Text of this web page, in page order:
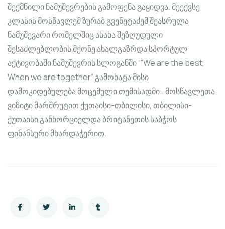
შექმნილი ნამუშევრების გამოფენა გაყიდვა. მეექვსე
კლასის მოსწავლემ ზურაბ გვენეტაძემ შეასრულა
ნამუშევარი რომელშიც ასახა შეზღუდული
შესაძლებლობის მქონე ახალგაზრდა სპორტულ
აქტივობაში ნამუშევრის სლოგანში “”We are the best,
When we are together” გამოხატა მისი
დამოკიდებულება მოცემული თემისადმი.. მოსწავლეთა
ვიზიტი მარშრუტით ქუთაისი-თბილისი, თბილისი-
ქუთაისი განხორციელდა ბრიტანეთის საბჭოს
ფინანსური მხარდაჭერით.